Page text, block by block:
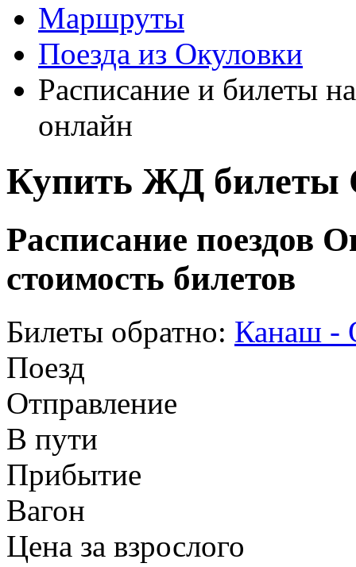
Маршруты
Поезда из Окуловки
Расписание и билеты
онлайн
Купить ЖД билеты
Расписание поездов
стоимость билетов
Билеты обратно: Канаш -
Поезд
Отправление
В пути
Прибытие
Вагон
Цена за взрослого